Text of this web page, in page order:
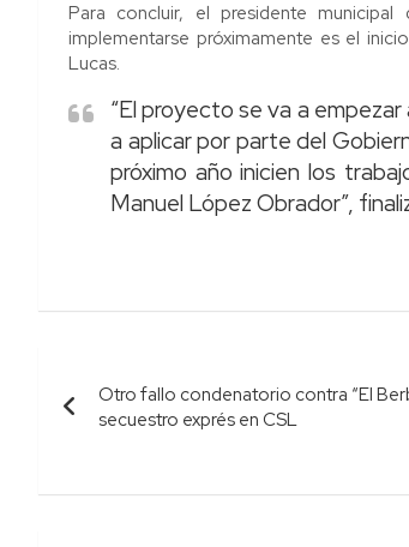
Para concluir, el presidente
implementarse próximamente es el
Lucas.
“El proyecto se va a
a aplicar por parte del
próximo año inicien los
Manuel López Obrador”,
Navegación
de
Otro fallo condenatorio contra “El
secuestro exprés en CSL